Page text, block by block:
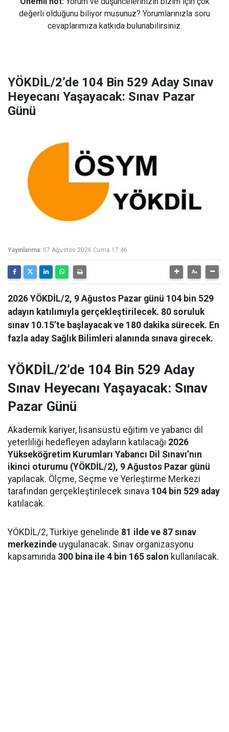
değerli olduğunu biliyor musunuz? Yorumlarınızla soru
cevaplarımıza katkıda bulunabilirsiniz.
YÖKDİL/2’de 104 Bin 529 Aday Sınav
Heyecanı Yaşayacak: Sınav Pazar
Günü
Yayınlanma: 07 Ağustos 2026 Cuma 17:46
2026 YÖKDİL/2, 9 Ağustos Pazar günü 104 bin 529
adayın katılımıyla gerçekleştirilecek. 80 soruluk
sınav 10.15’te başlayacak ve 180 dakika sürecek. En
fazla aday Sağlık Bilimleri alanında sınava girecek.
YÖKDİL/2’de 104 Bin 529 Aday
Sınav Heyecanı Yaşayacak: Sınav
Pazar Günü
Akademik kariyer, lisansüstü eğitim ve yabancı dil
yeterliliği hedefleyen adayların katılacağı 2026
Yükseköğretim Kurumları Yabancı Dil Sınavı’nın
ikinci oturumu (YÖKDİL/2), 9 Ağustos Pazar günü
yapılacak. Ölçme, Seçme ve Yerleştirme Merkezi
tarafından gerçekleştirilecek sınava 104 bin 529 aday
katılacak.
YÖKDİL/2, Türkiye genelinde 81 ilde ve 87 sınav
merkezinde uygulanacak. Sınav organizasyonu
kapsamında 300 bina ile 4 bin 165 salon kullanılacak.